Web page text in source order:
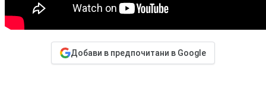
Добави в предпочитани в Google